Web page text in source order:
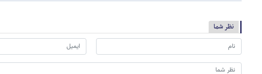
نظر شما